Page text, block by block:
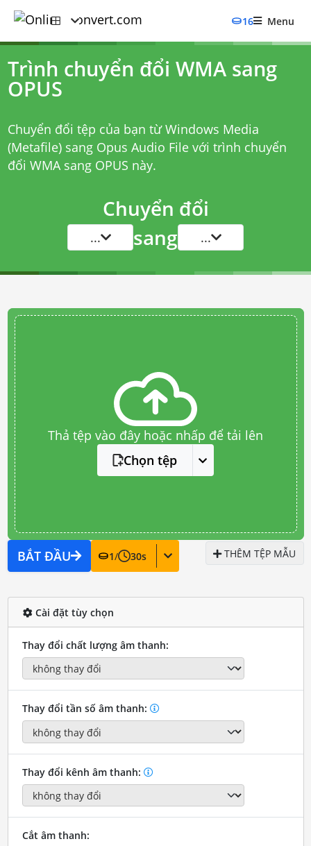
16 Menu
Trình chuyển đổi WMA sang
OPUS
Chuyển đổi tệp của bạn từ Windows Media
(Metafile) sang Opus Audio File với trình chuyển
đổi WMA sang OPUS này.
Chuyển đổi
... sang ...
Thả tệp vào đây hoặc nhấp để tải lên
Chọn tệp
BẮT ĐẦU 1/ 30s THÊM TỆP MẪU
Cài đặt tùy chọn
Thay đổi chất lượng âm thanh:
Thay đổi tần số âm thanh:
Thay đổi kênh âm thanh:
Cắt âm thanh: